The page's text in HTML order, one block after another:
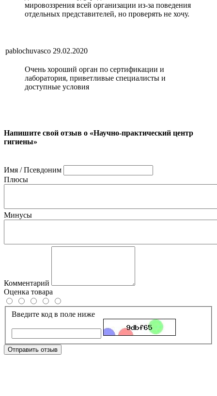
мировоззрения всей организации из-за поведения
отдельных представителей, но проверять не хочу.
pablochuvasco 29.02.2020
Очень хороший орган по сертификации и
лаборатория, приветливые специалисты и
доступные условия
Напишите свой отзыв о «Научно-практический центр
гигиены»
Имя / Псевдоним
Плюсы
Минусы
Комментарий
Оценка товара
Введите код в поле ниже
Отправить отзыв